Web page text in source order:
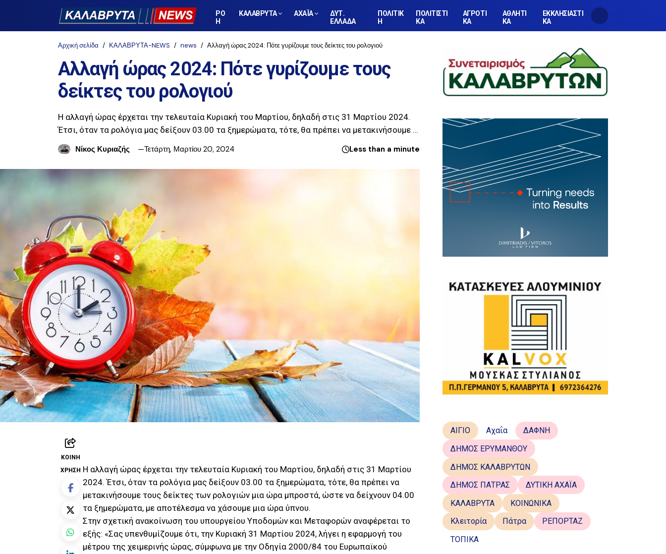
ΡΟ
Η
ΚΑΛΑΒΡΥΤΑ ΑΧΑΪΑ
ΔΥΤ.
ΕΛΛΑΔΑ
ΠΟΛΙΤΙΚ
Η
ΠΟΛΙΤΙΣΤΙ
ΚΑ
ΑΓΡΟΤΙ
ΚΑ
ΑΘΛΗΤΙ
ΚΑ
ΕΚΚΛΗΣΙΑΣΤΙ
ΚΑ
Αρχική σελίδα ΚΑΛΑΒΡΥΤΑ-NEWS news Αλλαγή ώρας 2024: Πότε γυρίζουμε τους δείκτες του ρολογιού
Αλλαγή ώρας 2024: Πότε γυρίζουμε τους
δείκτες του ρολογιού
Η αλλαγή ώρας έρχεται την τελευταία Κυριακή του Μαρτίου, δηλαδή στις 31 Μαρτίου 2024.
Έτσι, όταν τα ρολόγια μας δείξουν 03.00 τα ξημερώματα, τότε, θα πρέπει να μετακινήσουμε …
Νίκος Κυριαζής
Τετάρτη, Μαρτίου 20, 2024 Less than a minute
ΚΟΙΝΉ
ΧΡΉΣΗ Η αλλαγή ώρας έρχεται την τελευταία Κυριακή του Μαρτίου, δηλαδή στις 31 Μαρτίου
2024. Έτσι, όταν τα ρολόγια μας δείξουν 03.00 τα ξημερώματα, τότε, θα πρέπει να
μετακινήσουμε τους δείκτες των ρολογιών μια ώρα μπροστά, ώστε να δείχνουν 04.00
τα ξημερώματα, με αποτέλεσμα να χάσουμε μια ώρα ύπνου.
Στην σχετική ανακοίνωση του υπουργείου Υποδομών και Μεταφορών αναφέρεται το
εξής: «Σας υπενθυμίζουμε ότι, την Κυριακή 31 Μαρτίου 2024, λήγει η εφαρμογή του
μέτρου της χειμερινής ώρας, σύμφωνα με την Οδηγία 2000/84 του Ευρωπαϊκού
ΑΙΓΙΟ Αχαΐα
ΔΑΦΝΗ
ΔΗΜΟΣ ΕΡΥΜΑΝΘΟΥ
ΔΗΜΟΣ ΚΑΛΑΒΡΥΤΩΝ
ΔΗΜΟΣ ΠΑΤΡΑΣ
ΔΥΤΙΚΗ ΑΧΑΪΑ
ΚΑΛΑΒΡΥΤΑ
ΚΟΙΝΩΝΙΚΑ
Κλειτορία
Πάτρα
ΡΕΠΟΡΤΑΖ
ΤΟΠΙΚΑ